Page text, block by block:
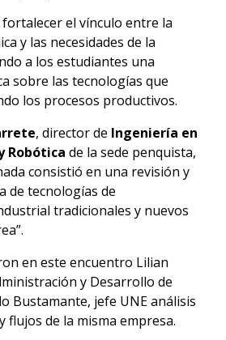
el vínculo entre la
y las necesidades de la
a los estudiantes una
sobre las tecnologías que
los procesos productivos.
, director de Ingeniería en
Robótica de la sede penquista,
consistió en una revisión y
de tecnologías de
tradicionales y nuevos
en este encuentro Lilian
y Desarrollo de
Bustamante, jefe UNE análisis
flujos de la misma empresa.